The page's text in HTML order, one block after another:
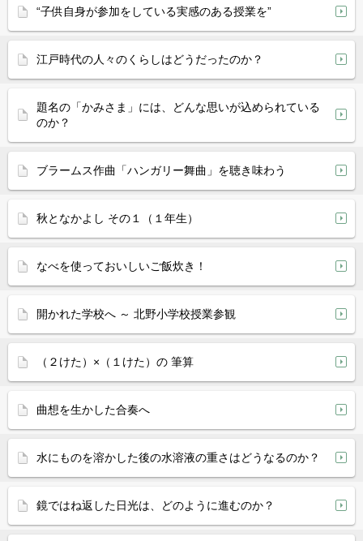
“子供自身が参加をしている実感のある授業を”
江戸時代の人々のくらしはどうだったのか？
題名の「かみさま」には、どんな思いが込められている
のか？
ブラームス作曲「ハンガリー舞曲」を聴き味わう
秋となかよし その１（１年生）
なべを使っておいしいご飯炊き！
開かれた学校へ ～ 北野小学校授業参観
（２けた）×（１けた）の 筆算
曲想を生かした合奏へ
水にものを溶かした後の水溶液の重さはどうなるのか？
鏡ではね返した日光は、どのように進むのか？